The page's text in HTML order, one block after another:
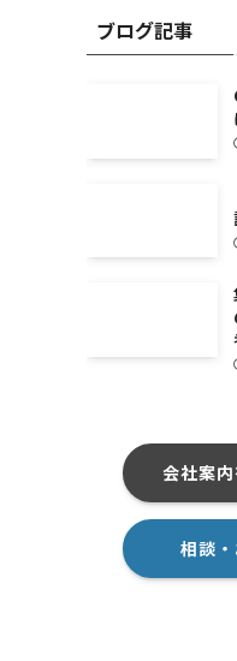
ブログ記事
会社案
相談